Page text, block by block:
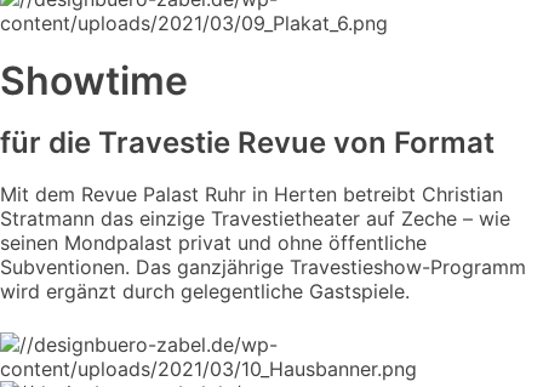
Showtime
für die Travestie Revue von Format
Mit dem Revue Palast Ruhr in Herten betreibt Christian
Stratmann das einzige Travestietheater auf Zeche – wie
seinen Mondpalast privat und ohne öffentliche
Subventionen. Das ganzjährige Travestieshow-Programm
wird ergänzt durch gelegentliche Gastspiele.